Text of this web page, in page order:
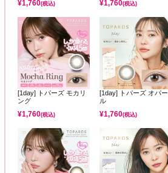
¥1,760(税込) ¥1,760(税込)
[1day] トパーズ モカリ
ング
¥1,760(税込)
[1day] トパーズ オパー
ル
¥1,760(税込)